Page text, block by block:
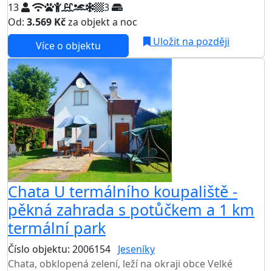
13
3
Od: 3.569 Kčza objekt a noc
Více o objektu
Uložit na později
Chata U termálního koupaliště -
pěkná zahrada s potůčkem a 1 km
termální park
Číslo objektu: 2006154 Jeseníky
Chata, obklopená zelení, leží na okraji obce Velké